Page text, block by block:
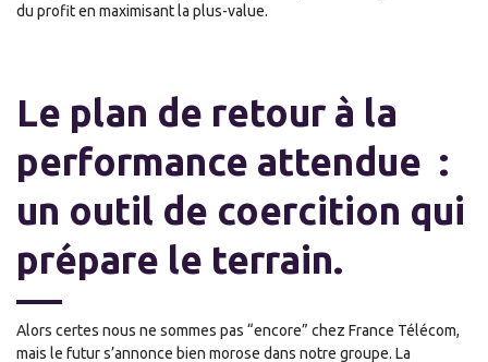
du profit en maximisant la plus-value.
Le plan de retour à la
performance attendue :
un outil de coercition qui
prépare le terrain.
Alors certes nous ne sommes pas “encore” chez France Télécom,
mais le futur s’annonce bien morose dans notre groupe. La